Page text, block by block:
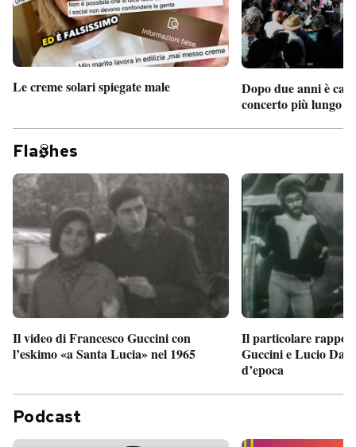
Le creme solari spiegate male
Dopo due anni è
concerto più lungo
Fla hes
Il video di Francesco Guccini con
l’eskimo «a Santa Lucia» nel 1965
Il particolare
Guccini e Lucio
d’epoca
Podcast